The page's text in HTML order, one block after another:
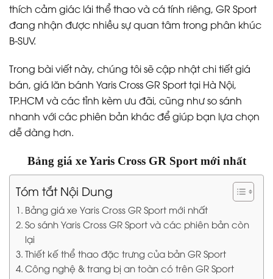
thích cảm giác lái thể thao và cá tính riêng, GR Sport
đang nhận được nhiều sự quan tâm trong phân khúc
B-SUV.
Trong bài viết này, chúng tôi sẽ cập nhật chi tiết giá
bán, giá lăn bánh Yaris Cross GR Sport tại Hà Nội,
TP.HCM và các tỉnh kèm ưu đãi, cũng như so sánh
nhanh với các phiên bản khác để giúp bạn lựa chọn
dễ dàng hơn.
Bảng giá xe Yaris Cross GR Sport mới nhất
Tóm tắt Nội Dung
Bảng giá xe Yaris Cross GR Sport mới nhất
So sánh Yaris Cross GR Sport và các phiên bản còn
lại
Thiết kế thể thao đặc trưng của bản GR Sport
Công nghệ & trang bị an toàn có trên GR Sport